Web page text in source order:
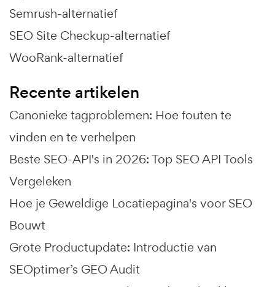
Semrush-alternatief
SEO Site Checkup-alternatief
WooRank-alternatief
Recente artikelen
Canonieke tagproblemen: Hoe fouten te
vinden en te verhelpen
Beste SEO-API's in 2026: Top SEO API Tools
Vergeleken
Hoe je Geweldige Locatiepagina's voor SEO
Bouwt
Grote Productupdate: Introductie van
SEOptimer’s GEO Audit